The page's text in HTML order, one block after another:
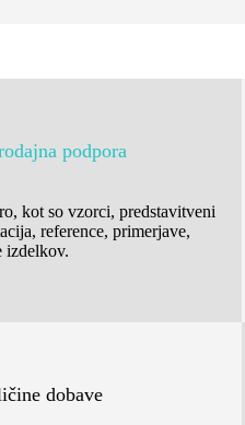
podpora
kot so vzorci, predstavitveni
reference, primerjave,
izdelkov.
dobave